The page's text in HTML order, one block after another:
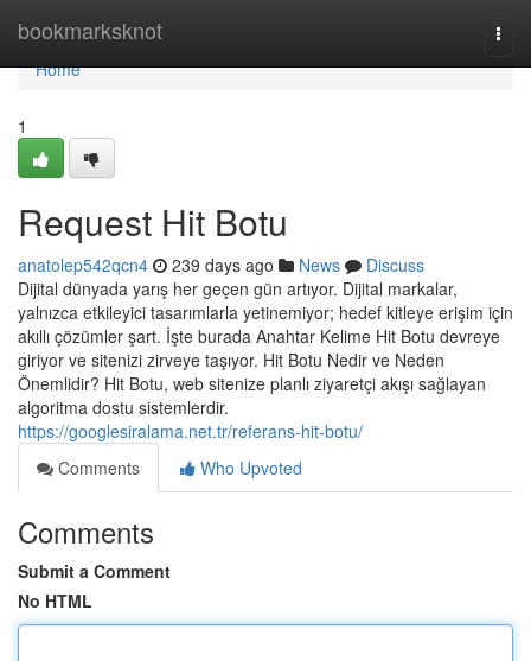
bookmarksknot
Home
Home
1
Request Hit Botu
anatolep542qcn4 239 days ago News
Discuss
Dijital dünyada yarış her geçen gün artıyor. Dijital markalar,
yalnızca etkileyici tasarımlarla yetinemiyor; hedef kitleye erişim için
akıllı çözümler şart. İşte burada Anahtar Kelime Hit Botu devreye
giriyor ve sitenizi zirveye taşıyor. Hit Botu Nedir ve Neden
Önemlidir? Hit Botu, web sitenize planlı ziyaretçi akışı sağlayan
algoritma dostu sistemlerdir.
https://googlesiralama.net.tr/referans-hit-botu/
Comments
Who Upvoted
Comments
Submit a Comment
No HTML